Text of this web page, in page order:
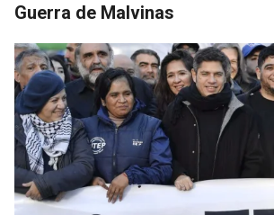
Guerra de Malvinas